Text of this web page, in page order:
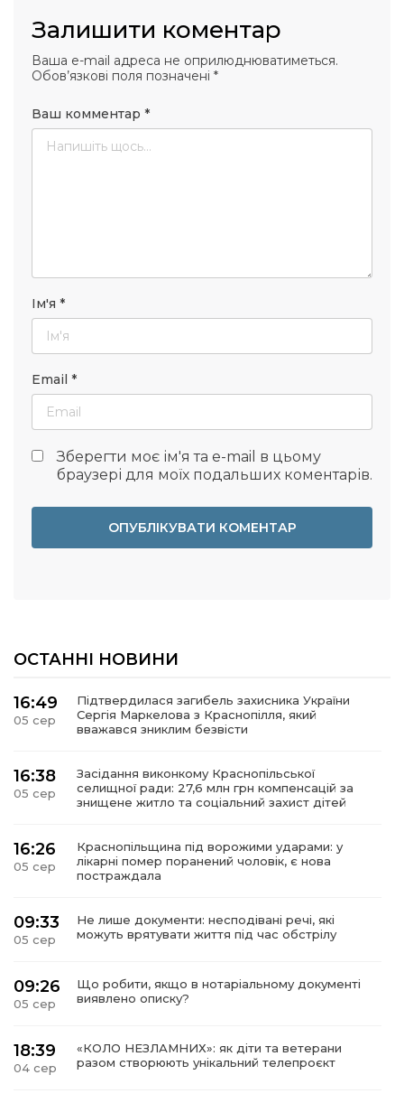
Залишити коментар
Ваша e-mail адреса не оприлюднюватиметься.
Обов’язкові поля позначені *
Ваш комментар *
Ім'я *
Email *
Зберегти моє ім'я та e-mail в цьому
браузері для моїх подальших коментарів.
ОСТАННІ НОВИНИ
16:49
05 сер
Підтвердилася загибель захисника України
Сергія Маркелова з Краснопілля, який
вважався зниклим безвісти
16:38
05 сер
Засідання виконкому Краснопільської
селищної ради: 27,6 млн грн компенсацій за
знищене житло та соціальний захист дітей
16:26
05 сер
Краснопільщина під ворожими ударами: у
лікарні помер поранений чоловік, є нова
постраждала
09:33
05 сер
Не лише документи: несподівані речі, які
можуть врятувати життя під час обстрілу
09:26
05 сер
Що робити, якщо в нотаріальному документі
виявлено описку?
18:39
04 сер
«КОЛО НЕЗЛАМНИХ»: як діти та ветерани
разом створюють унікальний телепроєкт